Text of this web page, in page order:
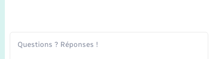
Questions ? Réponses !